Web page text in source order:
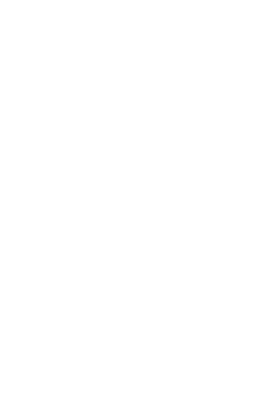
à l\'Enigme 11, que la force soit avec